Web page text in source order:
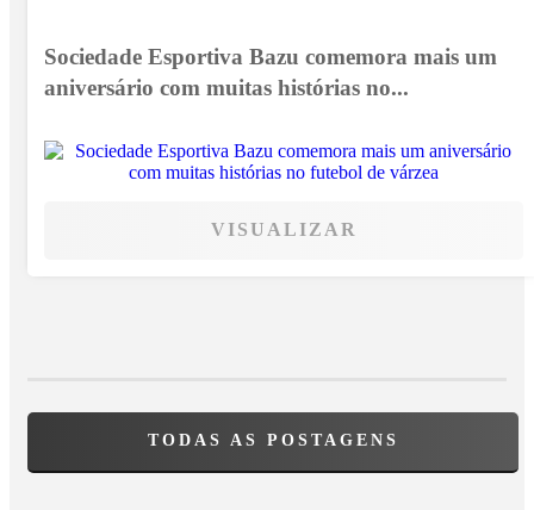
Sociedade Esportiva Bazu comemora mais um
aniversário com muitas histórias no...
VISUALIZAR
TODAS AS POSTAGENS